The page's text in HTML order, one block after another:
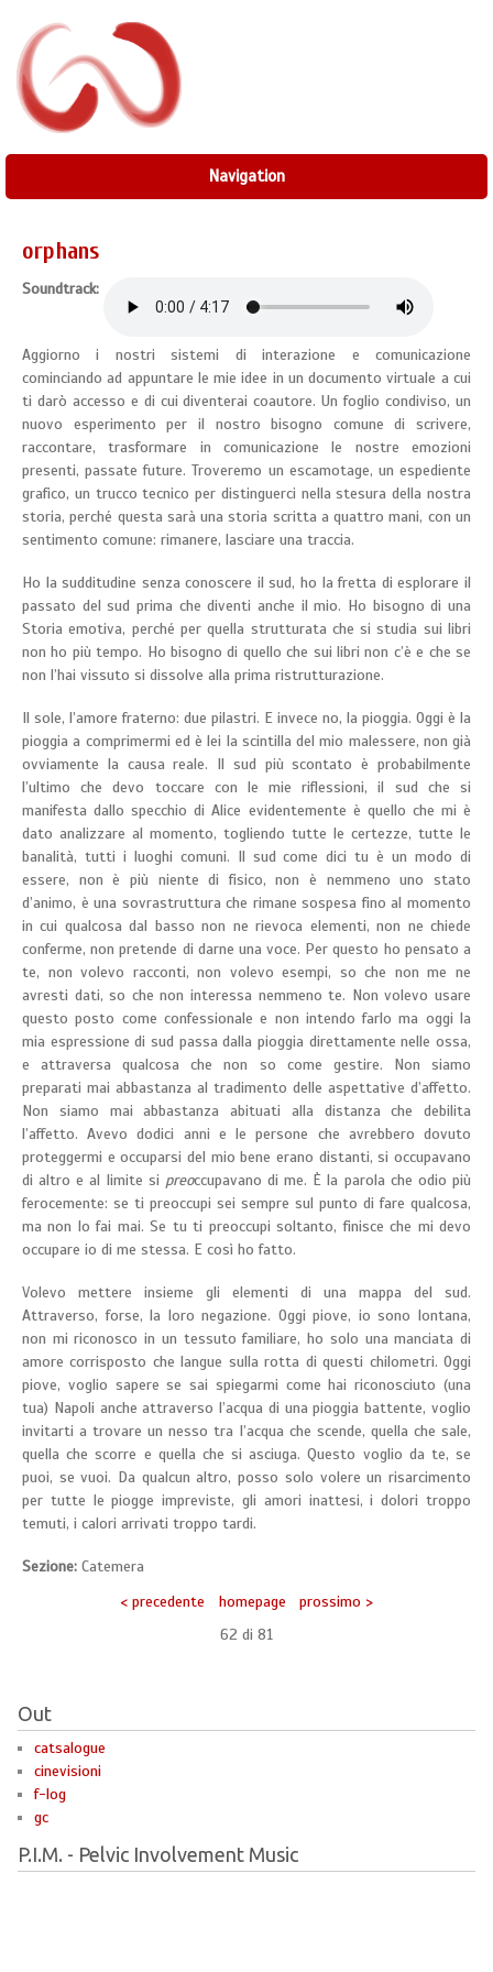
Navigation
orphans
Soundtrack:
Aggiorno i nostri sistemi di interazione e comunicazione
cominciando ad appuntare le mie idee in un documento virtuale a cui
ti darò accesso e di cui diventerai coautore. Un foglio condiviso, un
nuovo esperimento per il nostro bisogno comune di scrivere,
raccontare, trasformare in comunicazione le nostre emozioni
presenti, passate future. Troveremo un escamotage, un espediente
grafico, un trucco tecnico per distinguerci nella stesura della nostra
storia, perché questa sarà una storia scritta a quattro mani, con un
sentimento comune: rimanere, lasciare una traccia.
Ho la sudditudine senza conoscere il sud, ho la fretta di esplorare il
passato del sud prima che diventi anche il mio. Ho bisogno di una
Storia emotiva, perché per quella strutturata che si studia sui libri
non ho più tempo. Ho bisogno di quello che sui libri non c’è e che se
non l’hai vissuto si dissolve alla prima ristrutturazione.
Il sole, l’amore fraterno: due pilastri. E invece no, la pioggia. Oggi è la
pioggia a comprimermi ed è lei la scintilla del mio malessere, non già
ovviamente la causa reale. Il sud più scontato è probabilmente
l’ultimo che devo toccare con le mie riflessioni, il sud che si
manifesta dallo specchio di Alice evidentemente è quello che mi è
dato analizzare al momento, togliendo tutte le certezze, tutte le
banalità, tutti i luoghi comuni. Il sud come dici tu è un modo di
essere, non è più niente di fisico, non è nemmeno uno stato
d’animo, è una sovrastruttura che rimane sospesa fino al momento
in cui qualcosa dal basso non ne rievoca elementi, non ne chiede
conferme, non pretende di darne una voce. Per questo ho pensato a
te, non volevo racconti, non volevo esempi, so che non me ne
avresti dati, so che non interessa nemmeno te. Non volevo usare
questo posto come confessionale e non intendo farlo ma oggi la
mia espressione di sud passa dalla pioggia direttamente nelle ossa,
e attraversa qualcosa che non so come gestire. Non siamo
preparati mai abbastanza al tradimento delle aspettative d’affetto.
Non siamo mai abbastanza abituati alla distanza che debilita
l’affetto. Avevo dodici anni e le persone che avrebbero dovuto
proteggermi e occuparsi del mio bene erano distanti, si occupavano
di altro e al limite si preoccupavano di me. È la parola che odio più
ferocemente: se ti preoccupi sei sempre sul punto di fare qualcosa,
ma non lo fai mai. Se tu ti preoccupi soltanto, finisce che mi devo
occupare io di me stessa. E così ho fatto.
Volevo mettere insieme gli elementi di una mappa del sud.
Attraverso, forse, la loro negazione. Oggi piove, io sono lontana,
non mi riconosco in un tessuto familiare, ho solo una manciata di
amore corrisposto che langue sulla rotta di questi chilometri. Oggi
piove, voglio sapere se sai spiegarmi come hai riconosciuto (una
tua) Napoli anche attraverso l’acqua di una pioggia battente, voglio
invitarti a trovare un nesso tra l’acqua che scende, quella che sale,
quella che scorre e quella che si asciuga. Questo voglio da te, se
puoi, se vuoi. Da qualcun altro, posso solo volere un risarcimento
per tutte le piogge impreviste, gli amori inattesi, i dolori troppo
temuti, i calori arrivati troppo tardi.
Sezione: Catemera
< precedente
homepage
prossimo >
62 di 81
Out
catsalogue
cinevisioni
f-log
gc
P.I.M. - Pelvic Involvement Music